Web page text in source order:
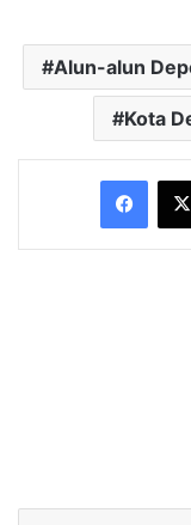
Alun-alun
Kota